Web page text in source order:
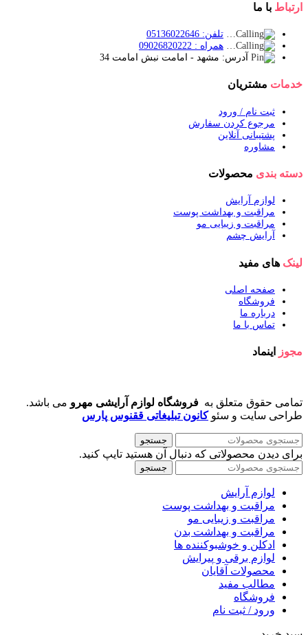
ارتباط با ما
تلفن: 05136022646
همراه : 09026820222
آدرس: مشهد - امامت نبش امامت 34
خدمات مشتریان
ثبت نام / ورود
مرجوع کردن سفارش
پشتیبانی آنلاین
مشاوره
دسته بندی محصولات
لوازم آرایش
مراقبت و بهداشت پوست
مراقبت و زیبایی مو
آرایش چشم
لینک های مفید
صفحه اصلی
فروشگاه
درباره ما
تماس با ما
مجوز اینماد
تمامی حقوق متعلق به فروشگاه لوازم آرایشی مهرو می باشد.
طراحی سایت و سئوکانون تبلیغاتی ققنوس پارس
جستجو
برای دیدن محصولاتی که دنبال آن هستید تایپ کنید.
جستجو
لوازم آرایش
مراقبت و بهداشت پوست
مراقبت و زیبایی مو
مراقبت و بهداشت بدن
ادکلن و خوشبوکننده ها
لوازم برقی و پیرایش
محصولات آقایان
مطالب مفید
فروشگاه
ورود / ثبت نام